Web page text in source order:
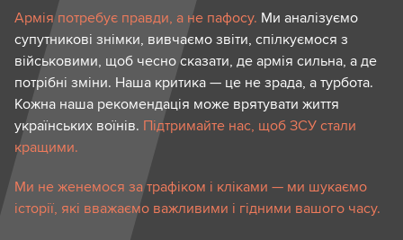
Армія потребує правди, а не пафосу. Ми аналізуємо
супутникові знімки, вивчаємо звіти, спілкуємося з
військовими, щоб чесно сказати, де армія сильна, а де
потрібні зміни. Наша критика — це не зрада, а турбота.
Кожна наша рекомендація може врятувати життя
українських воїнів. Підтримайте нас, щоб ЗСУ стали
кращими.
Ми не женемося за трафіком і кліками — ми шукаємо
історії, які вважаємо важливими і гідними вашого часу.